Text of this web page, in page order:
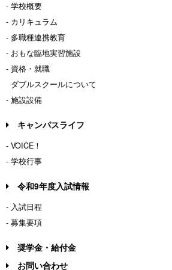
- 学校概要
- カリキュラム
- 多職種連携教育
- おもな臨地実習施設
- 資格・就職
ダブルスクールについて
- 施設設備
キャンパスライフ
- VOICE！
- 学校行事
令和9年度入試情報
- 入試日程
- 募集要項
奨学金・給付金
お問い合わせ